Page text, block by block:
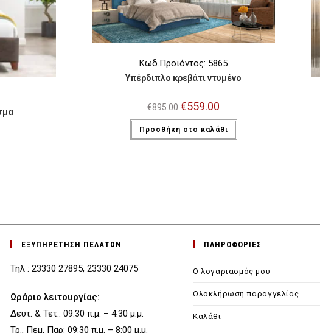
Κωδ.Προϊόντος: 5865
Υπέρδιπλο κρεβάτι ντυμένο
€895.00 Original
price
was:
€895.00.
€559.00
τιμή
είναι:
€559.00.
Προσθήκη στο καλάθι
ΕΞΥΠΗΡΕΤΗΣΗ ΠΕΛΑΤΩΝ
Τηλ : 23330 27895, 23330 24075
Ωράριο λειτουργίας:
Δευτ. & Τετ.: 09:30 π.μ. – 4:30 μ.μ.
Τρ., Πεμ, Παρ: 09:30 π.μ. – 8:00 μ.μ.
ΠΛΗΡΟΦΟΡΙΕΣ
Ο λογαριασμός μου
Ολοκλήρωση παραγγελίας
Καλάθι